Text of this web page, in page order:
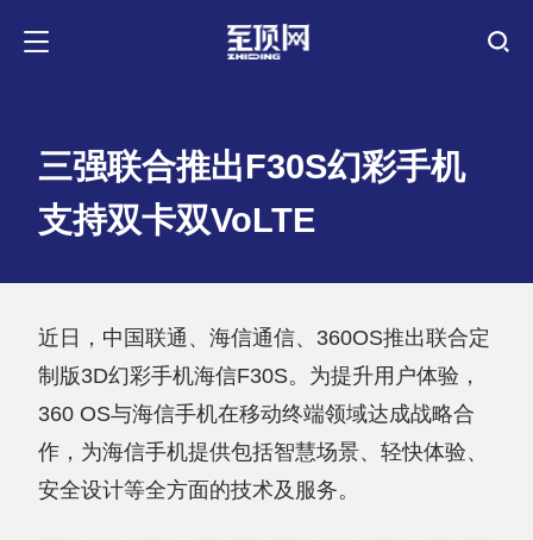
三强联合推出F30S幻彩手机
支持双卡双VoLTE
近日，中国联通、海信通信、360OS推出联合定
制版3D幻彩手机海信F30S。为提升用户体验，
360 OS与海信手机在移动终端领域达成战略合
作，为海信手机提供包括智慧场景、轻快体验、
安全设计等全方面的技术及服务。